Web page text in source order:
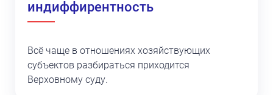
индиффирентность
Всё чаще в отношениях хозяйствующих
субъектов разбираться приходится
Верховному суду.